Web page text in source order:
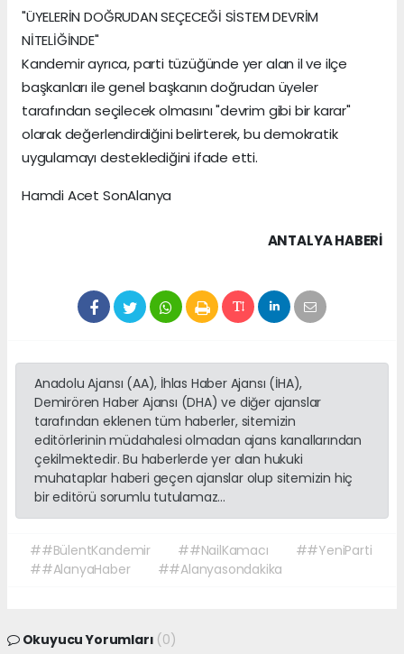
"ÜYELERİN DOĞRUDAN SEÇECEĞİ SİSTEM DEVRİM
NİTELİĞİNDE"
Kandemir ayrıca, parti tüzüğünde yer alan il ve ilçe
başkanları ile genel başkanın doğrudan üyeler
tarafından seçilecek olmasını "devrim gibi bir karar"
olarak değerlendirdiğini belirterek, bu demokratik
uygulamayı desteklediğini ifade etti.
Hamdi Acet SonAlanya
ANTALYA HABERİ
Anadolu Ajansı (AA), İhlas Haber Ajansı (İHA),
Demirören Haber Ajansı (DHA) ve diğer ajanslar
tarafından eklenen tüm haberler, sitemizin
editörlerinin müdahalesi olmadan ajans kanallarından
çekilmektedir. Bu haberlerde yer alan hukuki
muhataplar haberi geçen ajanslar olup sitemizin hiç
bir editörü sorumlu tutulamaz...
##BülentKandemir ##NailKamacı
##YeniParti
##AlanyaHaber
##Alanyasondakika
Okuyucu Yorumları (0)